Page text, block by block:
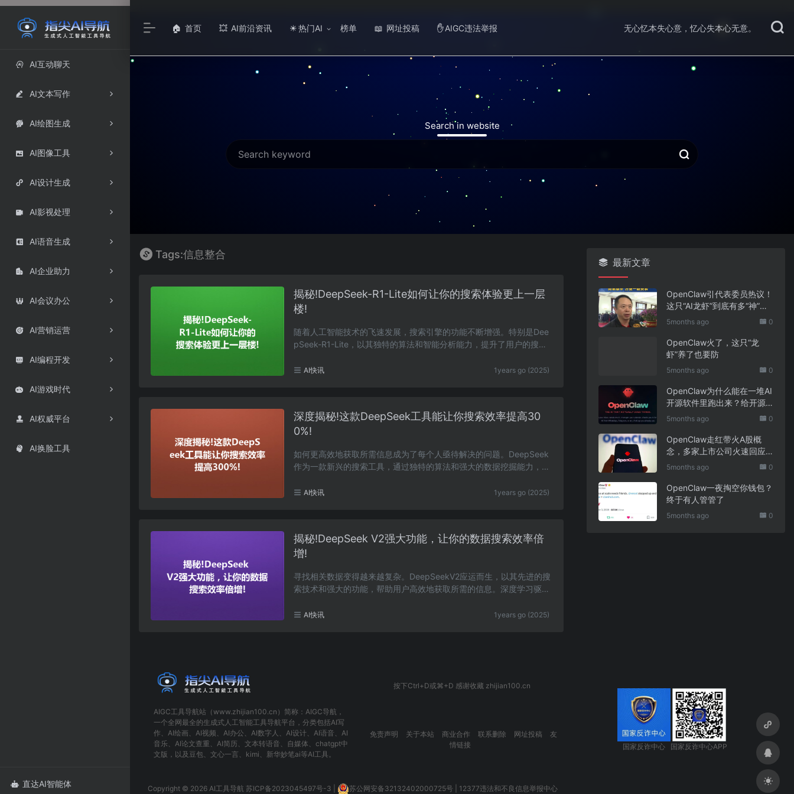
 AI互动聊天
 AI文本写作
 AI绘图生成
 AI图像工具
 AI设计生成
 AI影视处理
 AI语音生成
 AI企业助力
 AI会议办公
 AI营销运营
 AI编程开发
 AI游戏时代
 AI权威平台
 AI换脸工具
 直达AI智能体
🏠 首页 💥 AI前沿资讯 ☀ 热门AI 榜单 📖 网址投稿 ✋ AIGC违法举报 无心忆本失心意，忆心失本心无意。
Search in website
Tags:信息整合
揭秘!DeepSeek-R1-Lite如何让你的搜索体验更上一层
楼!
随着人工智能技术的飞速发展，搜索引擎的功能不断增强。特别是Dee
pSeek-R1-Lite，以其独特的算法和智能分析能力，提升了用户的搜索
AI快讯 1years go (2025)
深度揭秘!这款DeepSeek工具能让你搜索效率提高30
0%!
如何更高效地获取所需信息成为了每个人亟待解决的问题。DeepSeek
作为一款新兴的搜索工具，通过独特的算法和强大的数据挖掘能力，全
AI快讯 1years go (2025)
揭秘!DeepSeek V2强大功能，让你的数据搜索效率倍
增!
寻找相关数据变得越来越复杂。DeepSeekV2应运而生，以其先进的搜
索技术和强大的功能，帮助用户高效地获取所需的信息。深度学习驱动
AI快讯 1years go (2025)
最新文章
OpenClaw引代表委员热议！
这只“AI龙虾”到底有多“神”？
｜科技观察
5months ago 0
OpenClaw火了，这只“龙
虾”养了也要防
5months ago 0
OpenClaw为什么能在一堆AI
开源软件里跑出来？给开源
项目的三点启示
5months ago 0
OpenClaw走红带火A股概
念，多家上市公司火速回应
业务布局
5months ago 0
OpenClaw一夜掏空你钱包？
终于有人管管了
5months ago 0
AIGC工具导航站（www.zhijian100.cn）简称： AIGC导航 ，
一个全网最全的生成式人工智能工具导航平台，分类包括AI写
作 、 AI绘画 、 AI视频 、 AI办公 、 AI数字人 、 AI设计、 AI语音、 AI
音乐、 AI论文查重 、 AI简历 、 文本转语音、 自媒体 、 chatgpt中
文版 ，以及 豆包、 文心一言 、 kimi 、 新华妙笔ai等AI工具。
按下Ctrl+D或⌘+D 感谢收藏 zhijian100.cn
免责声明 关于本站 商业合作 联系删除 网址投稿
友
情链接
国家反诈中心 国家反诈中心APP
Copyright © 2026 AI工具导航 苏ICP备2023045497号-3 苏公网安备32132402000725号 12377违法和不良信息举报中心